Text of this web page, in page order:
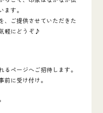
す。
、ご提供させていただきた
軽にどうぞ♪
ページへご招待します。
に受け付け。